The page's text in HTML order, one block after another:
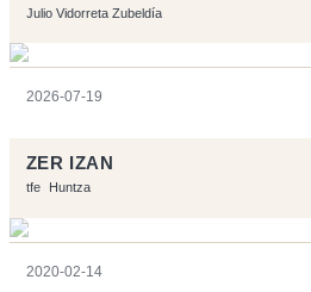
Julio Vidorreta Zubeldía
2026-07-19
ZER IZAN
tfe Huntza
2020-02-14